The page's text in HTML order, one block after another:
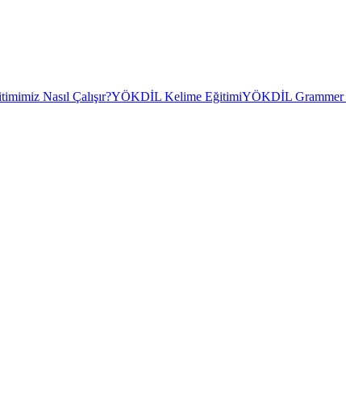
Nasıl Çalışır?YÖKDİL Kelime EğitimiYÖKDİL Grammer